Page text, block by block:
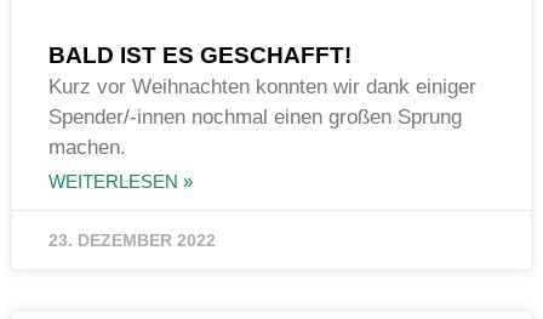
BALD IST ES GESCHAFFT!
Kurz vor Weihnachten konnten wir dank einiger
Spender/-innen nochmal einen großen Sprung
machen.
WEITERLESEN »
23. DEZEMBER 2022